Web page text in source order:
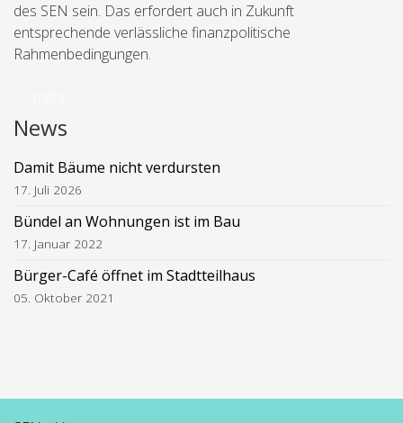
des SEN sein. Das erfordert auch in Zukunft
entsprechende verlässliche finanzpolitische
Rahmenbedingungen.
News
Damit Bäume nicht verdursten
17. Juli 2026
Bündel an Wohnungen ist im Bau
17. Januar 2022
Bürger-Café öffnet im Stadtteilhaus
05. Oktober 2021